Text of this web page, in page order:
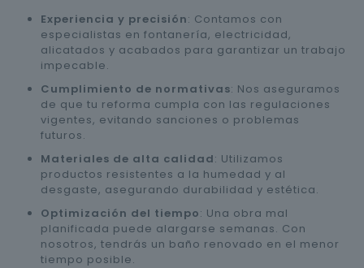
Experiencia y precisión: Contamos con
especialistas en fontanería, electricidad,
alicatados y acabados para garantizar un trabajo
impecable.
Cumplimiento de normativas: Nos aseguramos
de que tu reforma cumpla con las regulaciones
vigentes, evitando sanciones o problemas
futuros.
Materiales de alta calidad: Utilizamos
productos resistentes a la humedad y al
desgaste, asegurando durabilidad y estética.
Optimización del tiempo: Una obra mal
planificada puede alargarse semanas. Con
nosotros, tendrás un baño renovado en el menor
tiempo posible.